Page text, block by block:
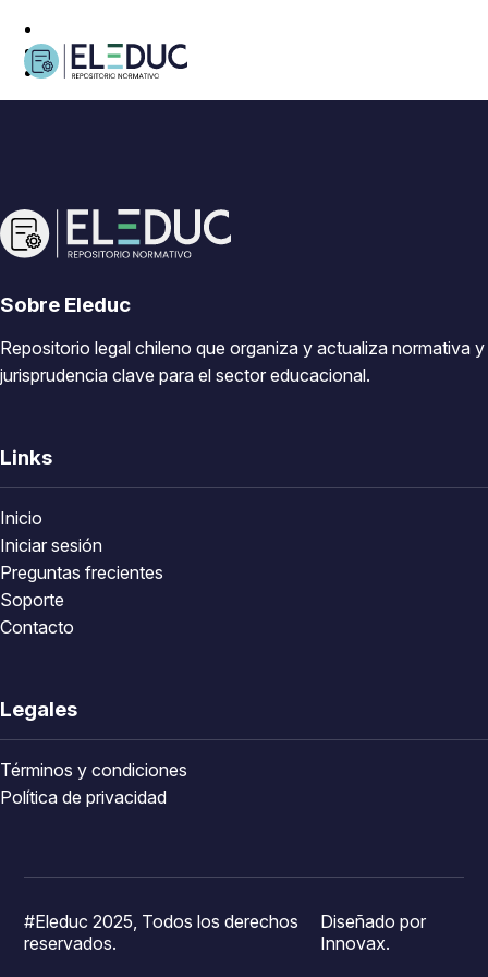
Sobre Eleduc
Repositorio legal chileno que organiza y actualiza normativa y
jurisprudencia clave para el sector educacional.
Links
Inicio
Iniciar sesión
Preguntas frecientes
Soporte
Contacto
Legales
Términos y condiciones
Política de privacidad
#Eleduc 2025, Todos los derechos
reservados.
Diseñado por
Innovax.